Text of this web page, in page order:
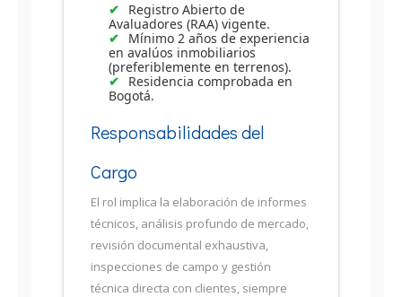
Registro Abierto de
Avaluadores (RAA) vigente.
Mínimo 2 años de experiencia
en avalúos inmobiliarios
(preferiblemente en terrenos).
Residencia comprobada en
Bogotá.
Responsabilidades del
Cargo
El rol implica la elaboración de informes
técnicos, análisis profundo de mercado,
revisión documental exhaustiva,
inspecciones de campo y gestión
técnica directa con clientes, siempre